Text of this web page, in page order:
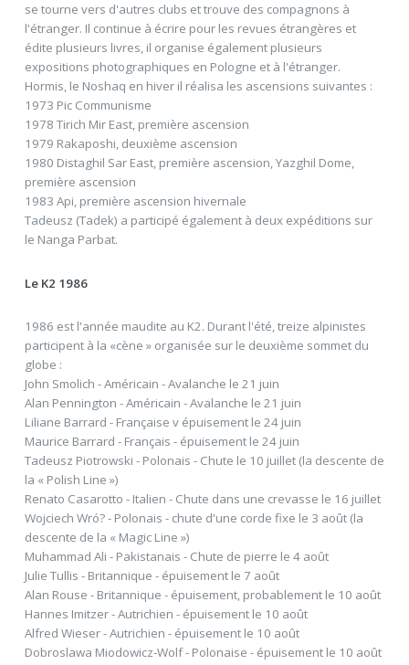
se tourne vers d'autres clubs et trouve des compagnons à
l'étranger. Il continue à écrire pour les revues étrangères et
édite plusieurs livres, il organise également plusieurs
expositions photographiques en Pologne et à l'étranger.
Hormis, le Noshaq en hiver il réalisa les ascensions suivantes :
1973 Pic Communisme
1978 Tirich Mir East, première ascension
1979 Rakaposhi, deuxième ascension
1980 Distaghil Sar East, première ascension, Yazghil Dome,
première ascension
1983 Api, première ascension hivernale
Tadeusz (Tadek) a participé également à deux expéditions sur
le Nanga Parbat.
Le K2 1986
1986 est l'année maudite au K2. Durant l'été, treize alpinistes
participent à la «cène » organisée sur le deuxième sommet du
globe :
John Smolich - Américain - Avalanche le 21 juin
Alan Pennington - Américain - Avalanche le 21 juin
Liliane Barrard - Française v épuisement le 24 juin
Maurice Barrard - Français - épuisement le 24 juin
Tadeusz Piotrowski - Polonais - Chute le 10 juillet (la descente de
la « Polish Line »)
Renato Casarotto - Italien - Chute dans une crevasse le 16 juillet
Wojciech Wró? - Polonais - chute d'une corde fixe le 3 août (la
descente de la « Magic Line »)
Muhammad Ali - Pakistanais - Chute de pierre le 4 août
Julie Tullis - Britannique - épuisement le 7 août
Alan Rouse - Britannique - épuisement, probablement le 10 août
Hannes Imitzer - Autrichien - épuisement le 10 août
Alfred Wieser - Autrichien - épuisement le 10 août
Dobroslawa Miodowicz-Wolf - Polonaise - épuisement le 10 août